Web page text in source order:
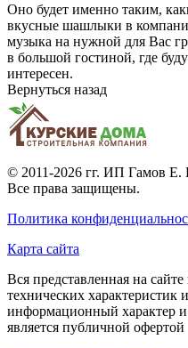
Оно будет именно таким,
вкусные шашлыки в
музыка на нужной для Вас
в большой гостиной, где
интересен.
Вернуться назад
© 2011-2026 гг. ИП Гамов Е.
Все права защищены.
Политика
Карта сайта
Вся представленная на
технических характеристик
информационный характер
является публичной офертой